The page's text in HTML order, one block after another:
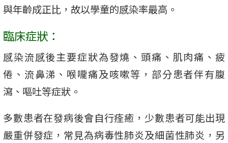
與年齡成正比，故以學童的感染率最高。
臨床症狀：
感染流感後主要症狀為發燒、頭痛、肌肉痛、疲
倦、流鼻涕、喉嚨痛及咳嗽等，部分患者伴有腹
瀉、嘔吐等症狀。
多數患者在發病後會自行痊癒，少數患者可能出現
嚴重併發症，常見為病毒性肺炎及細菌性肺炎，另